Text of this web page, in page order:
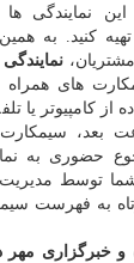
نمایندگی
كنید. به
های همراه
از كامپیوتر یا
بعد،
حضوری به
شما توسط
و خبرگزاری مهر